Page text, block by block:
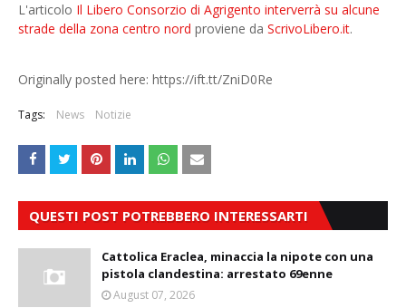
L'articolo Il Libero Consorzio di Agrigento interverrà su alcune
strade della zona centro nord proviene da ScrivoLibero.it.
Originally posted here: https://ift.tt/ZniD0Re
Tags: News Notizie
QUESTI POST POTREBBERO INTERESSARTI
Cattolica Eraclea, minaccia la nipote con una
pistola clandestina: arrestato 69enne
August 07, 2026